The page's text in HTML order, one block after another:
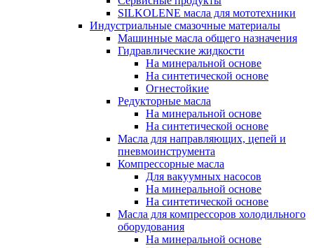
SILKOLENE масла для мототехники
Индустриальные смазочные материалы
Машинные масла общего назначения
Гидравлические жидкости
На минеральной основе
На синтетической основе
Огнестойкие
Редукторные масла
На минеральной основе
На синтетической основе
Масла для направляющих, цепей и
пневмоинструмента
Компрессорные масла
Для вакуумных насосов
На минеральной основе
На синтетической основе
Масла для компрессоров холодильного
оборудования
На минеральной основе